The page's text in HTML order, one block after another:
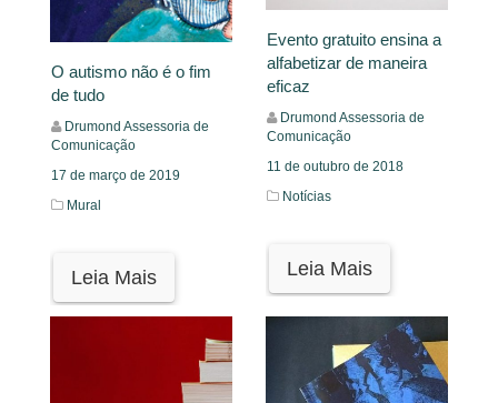
O autismo não é o fim
de tudo
Drumond Assessoria de
Comunicação
17 de março de 2019
Mural
Leia Mais
Evento gratuito ensina a
alfabetizar de maneira
eficaz
Drumond Assessoria de
Comunicação
11 de outubro de 2018
Notícias
Leia Mais